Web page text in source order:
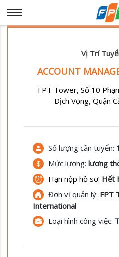
Vị Trí
ACCOUNT
FPT Tower, Số 10
Dịch Vọng, Quận
Số lượng cần tuyển: 1
Mức lương: lương
Hạn nộp hồ sơ: Hết
Đơn vị quản lý: FPT
International
Loại hình công việc: